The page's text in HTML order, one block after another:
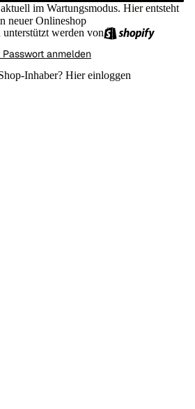
im Wartungsmodus. Hier entsteht
neuer Onlineshop
werden von
Passwort anmelden
Inhaber? Hier einloggen